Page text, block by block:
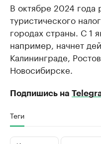
В октябре 2024
туристического
городах страны. С 1
например, начнет
Калининграде,
Новосибирске.
Подпишись на
Теги